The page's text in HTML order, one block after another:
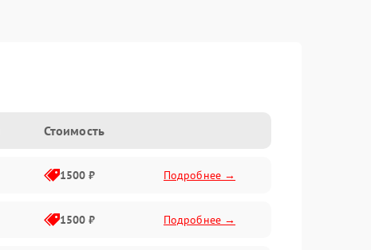
Стоимость
1500 ₽ Подробнее →
1500 ₽ Подробнее →